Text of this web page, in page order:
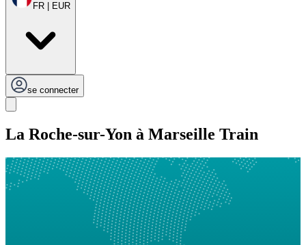
FR | EUR
se connecter
La Roche-sur-Yon à Marseille Train